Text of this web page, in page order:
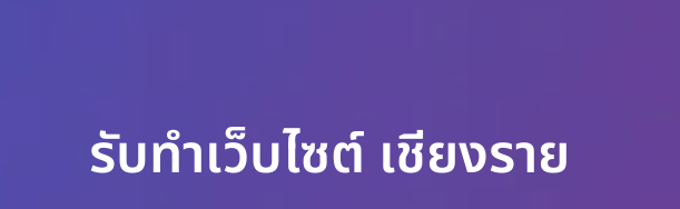
รับทำเว็บไซต์ เชียงราย